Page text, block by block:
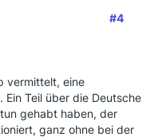
#4
vermittelt, eine
Ein Teil über die Deutsche
gehabt haben, der
ganz ohne bei der